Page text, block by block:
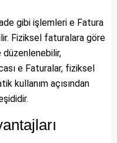
gibi işlemleri e Fatura
Fiziksel faturalara göre
e Faturalar, fiziksel
kullanım açısından